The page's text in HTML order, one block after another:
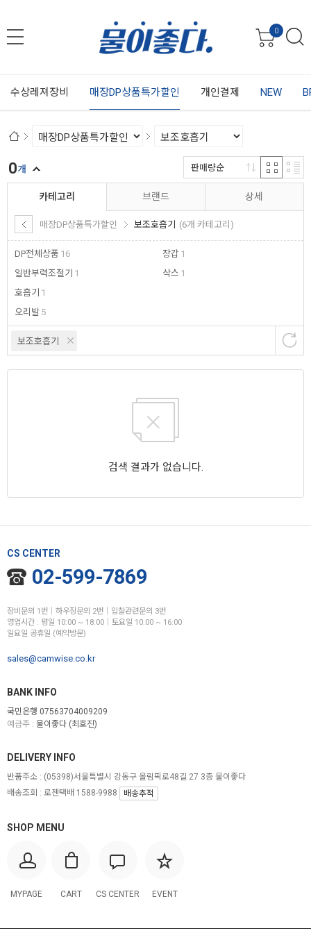
0
수상레져장비 매장DP상품특가할인 개인결제 NEW
카테고리
매장DP상품특가할인 보조호흡기 (6개 카테고리)
DP전체상품 16
일반부력조절기 1
호흡기 1
오리발 5
장갑 1
삭스 1
브랜드 상세
보조호흡기
0개 판매량순
검색 결과가 없습니다.
CS CENTER
02-599-7869
장비문의 1번│하우징문의 2번│입찰관련문의 3번
영업시간 : 평일 10:00 ~ 18:00│토요일 10:00 ~ 16:00
일요일 공휴일 (예약방문)
sales@camwise.co.kr
BANK INFO
국민은행 07563704009209
예금주 : 물이좋다 (최호진)
SHOP MENU
MYPAGE CART CS CENTER EVENT
DELIVERY INFO
반품주소 : (05398)서울특별시 강동구 올림픽로48길 27 3층 물이좋다
배송조회 : 로젠택배 1588-9988
배송추적